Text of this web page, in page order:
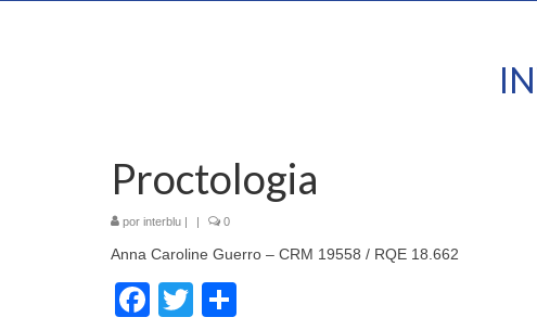
Proctologia
por interblu | | 0
Anna Caroline Guerro – CRM 19558 / RQE 18.662
Facebook
Twitter